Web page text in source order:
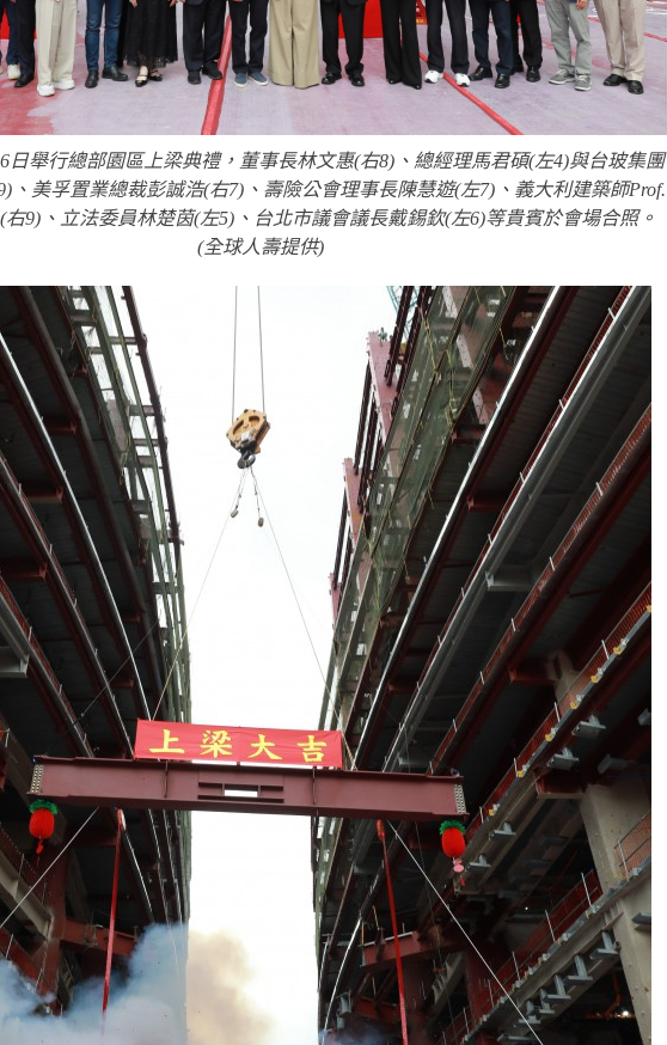
日舉行總部園區上梁典禮，董事長林文惠(右8)、總經理馬君碩(左4)與台玻集團
、美孚置業總裁彭誠浩(右7)、壽險公會理事長陳慧遊(左7)、義大利建築師Prof.
右9)、立法委員林楚茵(左5)、台北市議會議長戴錫欽(左6)等貴賓於會場合照。
(全球人壽提供)